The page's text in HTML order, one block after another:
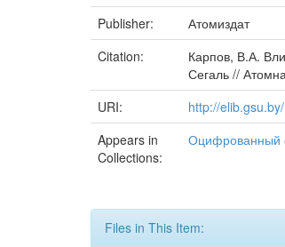
Publisher:
Атомиздат
Citation:
Карпов, В.А.
Сегаль //
URI:
http://
Appears in
Collections:
Оцифрованный
Files in This Item: